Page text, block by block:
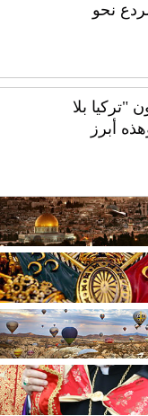
نحو
"تركيا بلا
أبرز